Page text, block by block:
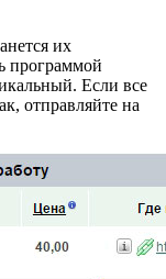
их
программой
Если все
отправляйте на